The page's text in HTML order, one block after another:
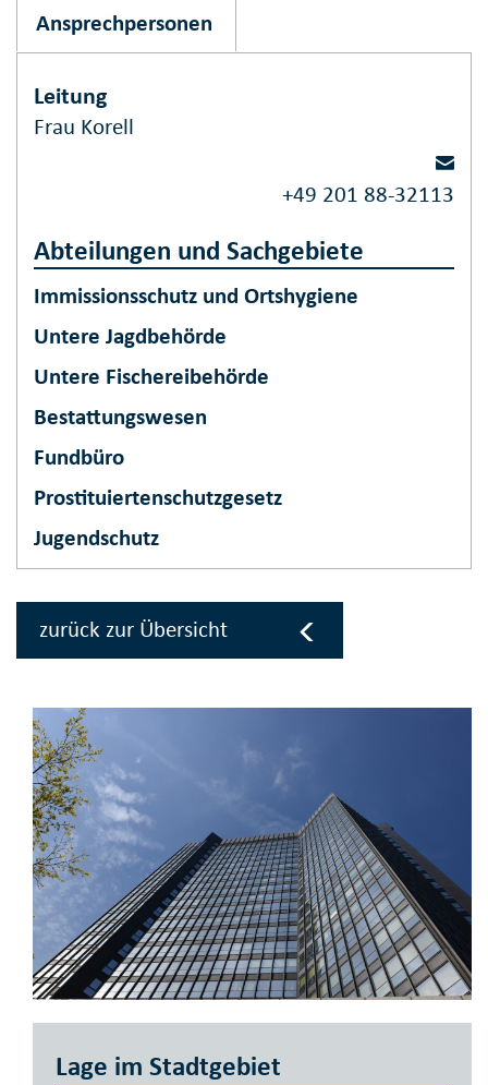
Ansprechpersonen
Leitung
Frau Korell
+49 201 88-32113
Abteilungen und Sachgebiete
Immissionsschutz und Ortshygiene
Untere Jagdbehörde
Untere Fischereibehörde
Bestattungswesen
Fundbüro
Prostituiertenschutzgesetz
Jugendschutz
zurück zur Übersicht
Lage im Stadtgebiet